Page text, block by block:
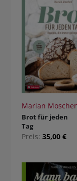
IDEEN &
Marian
Brot für jeden
Tag
Preis: 35,00 €